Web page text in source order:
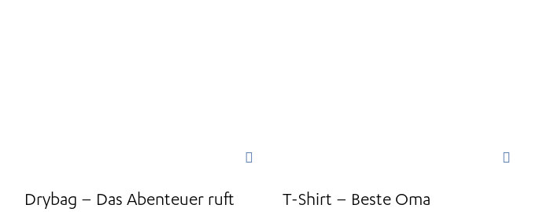
Drybag – Das Abenteuer ruft T-Shirt – Beste Oma